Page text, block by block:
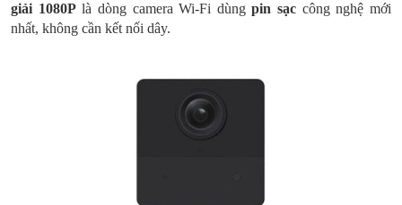
giải 1080Plà dòng camera Wi-Fi dùngpin sạc công nghệ mới
nhất, không cần kết nối dây.